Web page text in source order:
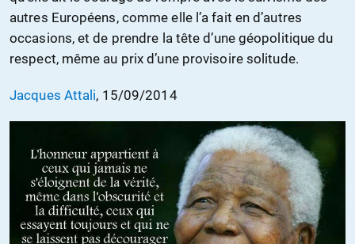
autres Européens, comme elle l’a fait en d’autres
occasions, et de prendre la tête d’une géopolitique du
respect, même au prix d’une provisoire solitude.
Jacques Attali, 15/09/2014